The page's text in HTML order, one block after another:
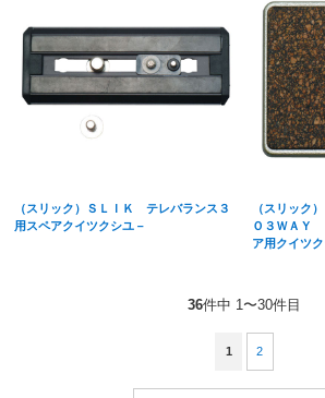
（スリック）ＳＬＩＫ テレバランス３
用スペアクイツクシユ－
（スリック
Ｏ３ＷＡＹ
ア用クイツ
36件中 1〜30件目
1 2